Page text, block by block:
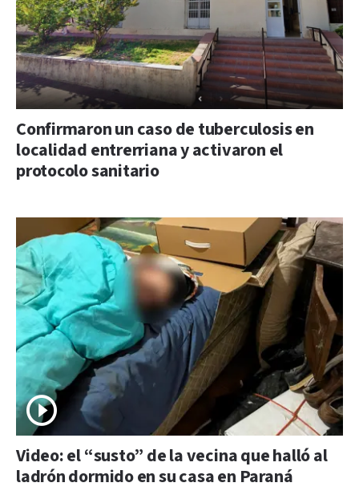
Confirmaron un caso de tuberculosis en
localidad entrerriana y activaron el
protocolo sanitario
Video: el “susto” de la vecina que halló al
ladrón dormido en su casa en Paraná